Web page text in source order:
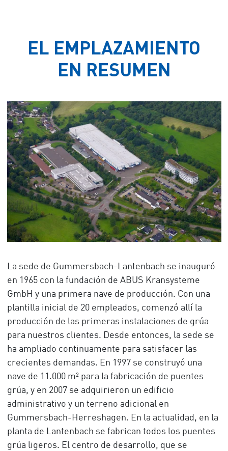
EL EMPLAZAMIENTO
EN RESUMEN
La sede de Gummersbach-Lantenbach se inauguró
en 1965 con la fundación de ABUS Kransysteme
GmbH y una primera nave de producción. Con una
plantilla inicial de 20 empleados, comenzó allí la
producción de las primeras instalaciones de grúa
para nuestros clientes. Desde entonces, la sede se
ha ampliado continuamente para satisfacer las
crecientes demandas. En 1997 se construyó una
nave de 11.000 m² para la fabricación de puentes
grúa, y en 2007 se adquirieron un edificio
administrativo y un terreno adicional en
Gummersbach-Herreshagen. En la actualidad, en la
planta de Lantenbach se fabrican todos los puentes
grúa ligeros. El centro de desarrollo, que se